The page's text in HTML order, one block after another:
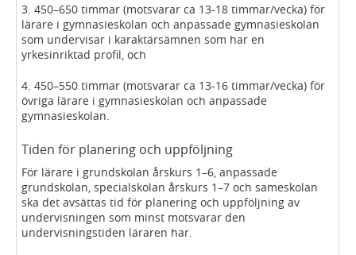
3. 450–650 timmar (motsvarar ca 13-18 timmar/vecka) för
lärare i gymnasieskolan och anpassade gymnasieskolan
som undervisar i karaktärsämnen som har en
yrkesinriktad profil, och
4. 450–550 timmar (motsvarar ca 13-16 timmar/vecka) för
övriga lärare i gymnasieskolan och anpassade
gymnasieskolan.
Tiden för planering och uppföljning
För lärare i grundskolan årskurs 1–6, anpassade
grundskolan, specialskolan årskurs 1–7 och sameskolan
ska det avsättas tid för planering och uppföljning av
undervisningen som minst motsvarar den
undervisningstiden läraren har.